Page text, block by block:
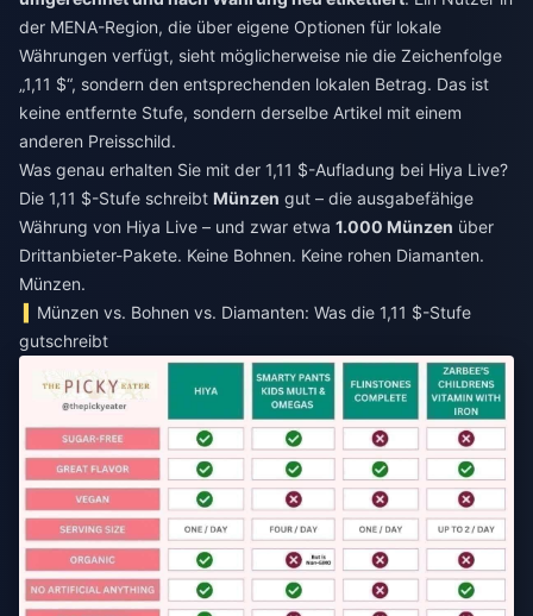
der MENA-Region, die über eigene Optionen für lokale
Währungen verfügt, sieht möglicherweise nie die Zeichenfolge
„1,11 $“, sondern den entsprechenden lokalen Betrag. Das ist
keine entfernte Stufe, sondern derselbe Artikel mit einem
anderen Preisschild.
Was genau erhalten Sie mit der 1,11 $-Aufladung bei Hiya Live?
Die 1,11 $-Stufe schreibt Münzen gut – die ausgabefähige
Währung von Hiya Live – und zwar etwa 1.000 Münzen über
Drittanbieter-Pakete. Keine Bohnen. Keine rohen Diamanten.
Münzen.
Münzen vs. Bohnen vs. Diamanten: Was die 1,11 $-Stufe
gutschreibt